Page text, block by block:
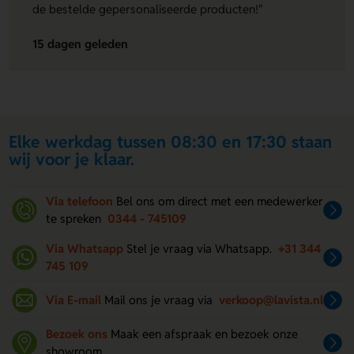
de bestelde gepersonaliseerde producten!"
15 dagen geleden
Elke werkdag tussen 08:30 en 17:30 staan
wij voor je klaar.
Via telefoon Bel ons om direct met een medewerker
te spreken 0344 - 745109
Via Whatsapp Stel je vraag via Whatsapp. +31 344
745 109
Via E-mail Mail ons je vraag via verkoop@lavista.nl
Bezoek ons Maak een afspraak en bezoek onze
showroom.